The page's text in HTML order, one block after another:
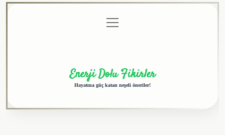
menüyü
aç
Enerji Dolu Fikirler
Hayatına güç katan neşeli öneriler!